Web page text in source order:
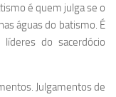
é quem julga se o
águas do batismo. É
do sacerdócio
Julgamentos de